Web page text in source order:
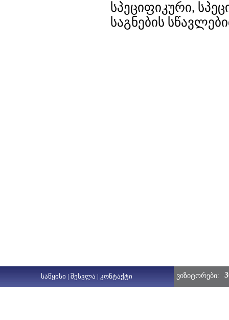
სპეციფიკური,
საგნების
საწყისი |შესვლა |კონტაქტი ვიზიტორები: